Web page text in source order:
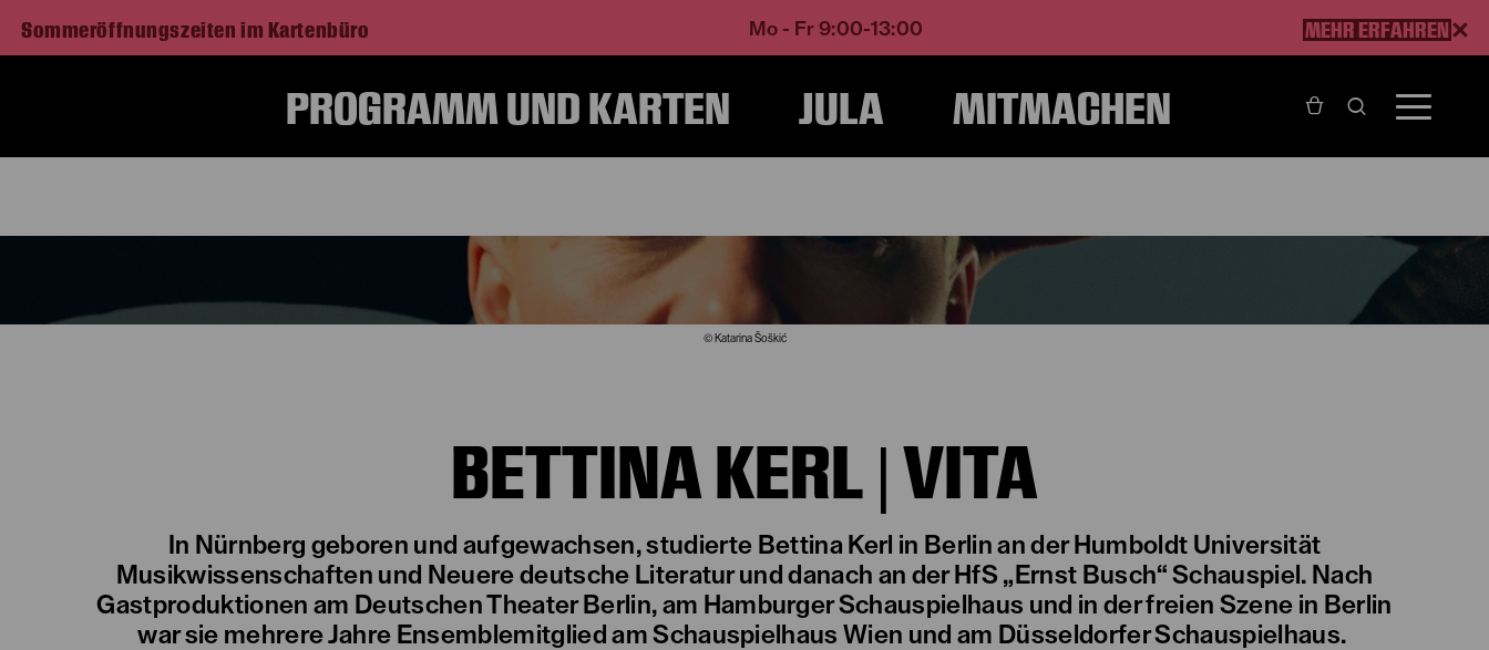
Sommeröffnungszeiten im Kartenbüro Mo - Fr 9:00-13:00 MEHR ERFAHREN
PROGRAMM UND KARTEN JULA MITMACHEN
© Katarina Šoškić
BETTINA KERL | VITA
In Nürnberg geboren und aufgewachsen, studierte Bettina Kerl in Berlin an der Humboldt Universität
Musikwissenschaften und Neuere deutsche Literatur und danach an der HfS „Ernst Busch“ Schauspiel. Nach
Gastproduktionen am Deutschen Theater Berlin, am Hamburger Schauspielhaus und in der freien Szene in Berlin
war sie mehrere Jahre Ensemblemitglied am Schauspielhaus Wien und am Düsseldorfer Schauspielhaus.